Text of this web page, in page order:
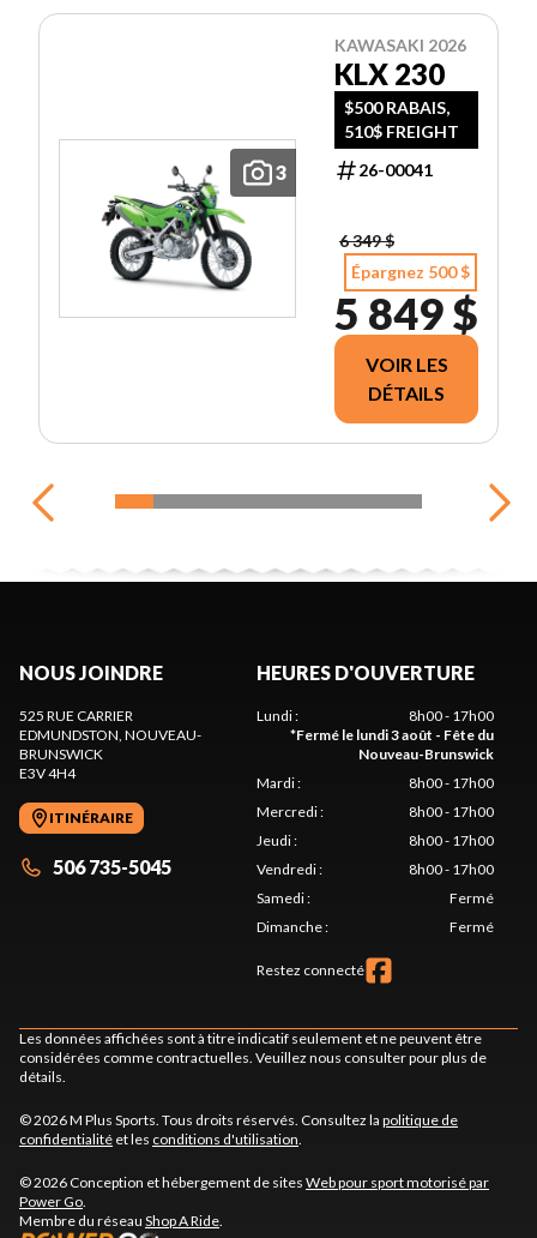
3
KAWASAKI 2026
KLX 230
$500 RABAIS,
510$ FREIGHT
26-00041
6 349 $
Épargnez 500 $
5 849 $
VOIR LES
DÉTAILS
NOUS JOINDRE
525 RUE CARRIER
EDMUNDSTON , NOUVEAU-
BRUNSWICK
E3V 4H4
ITINÉRAIRE
506 735-5045
HEURES D'OUVERTURE
Lundi:
8h00 - 17h00
*Fermé le lundi 3 août - Fête du
Nouveau-Brunswick
Mardi:
8h00 - 17h00
Mercredi:
8h00 - 17h00
Jeudi:
8h00 - 17h00
Vendredi:
8h00 - 17h00
Samedi:
Fermé
Dimanche: Fermé
Restez connecté
Les données affichées sont à titre indicatif seulement et ne peuvent être
considérées comme contractuelles. Veuillez nous consulter pour plus de
détails.
© 2026 M Plus Sports. Tous droits réservés. Consultez la politique de
confidentialité et les conditions d'utilisation
© 2026 Conception et hébergement de sites Web pour sport motorisé par
Power Go
Membre du réseau Shop A Ride